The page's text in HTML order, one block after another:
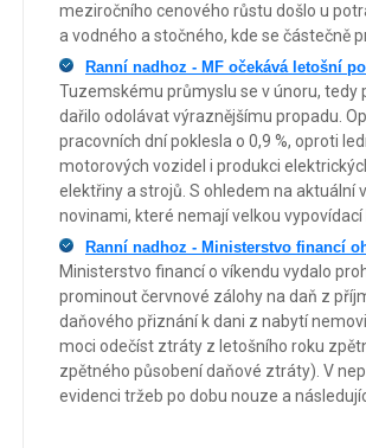
meziročního cenového růstu došlo u
a vodného a stočného, kde se částečně
Ranní nadhoz - MF očekává letošní
Tuzemskému průmyslu se v únoru,
dařilo odolávat výraznějšímu propadu.
pracovních dní poklesla o 0,9 %, oproti
motorových vozidel i produkci
elektřiny a strojů. S ohledem na aktuální
novinami, které nemají velkou
Ranní nadhoz - Ministerstvo financí
Ministerstvo financí o víkendu vydalo
prominout červnové zálohy na daň z
daňového přiznání k dani z nabytí
moci odečíst ztráty z letošního roku
zpětného působení daňové ztráty). V
evidenci tržeb po dobu nouze a